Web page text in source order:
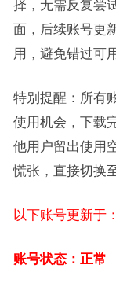
择，无需反复尝
面，后续账号更
用，避免错过可
特别提醒：所有
使用机会，下载
他用户留出使用
慌张，直接切换
以下账号更新于
账号状态：正常